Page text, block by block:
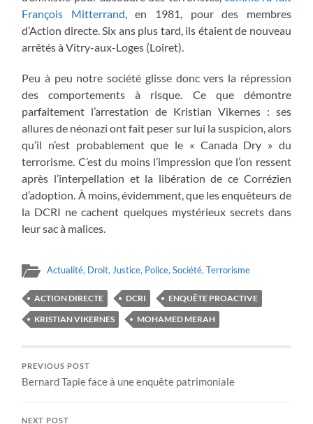
François Mitterrand , en 1981, pour des membres
d’Action directe. Six ans plus tard, ils étaient de nouveau
arrêtés à Vitry-aux-Loges (Loiret).
Peu à peu notre société glisse donc vers la répression
des comportements à risque. Ce que démontre
parfaitement l’arrestation de Kristian Vikernes : ses
allures de néonazi ont fait peser sur lui la suspicion, alors
qu’il n’est probablement que le « Canada Dry » du
terrorisme. C’est du moins l’impression que l’on ressent
après l’interpellation et la libération de ce Corrézien
d’adoption. À moins, évidemment, que les enquêteurs de
la DCRI ne cachent quelques mystérieux secrets dans
leur sac à malices.
Actualité, Droit, Justice, Police,Société,Terrorisme
ACTION DIRECTE DCRI
ENQUÊTE PROACTIVE
KRISTIAN VIKERNES
MOHAMED MERAH
PREVIOUS POST
Bernard Tapie face à une enquête patrimoniale
NEXT POST